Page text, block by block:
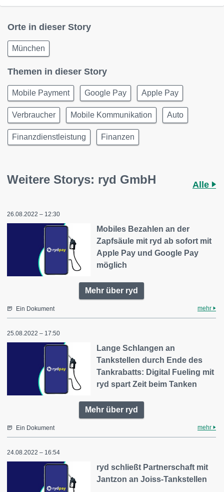
Orte in dieser Story
München
Themen in dieser Story
Mobile Payment Google Pay Apple Pay
Verbraucher Mobile Kommunikation Auto
Finanzdienstleistung Finanzen
Weitere Storys: ryd GmbH Alle
26.08.2022 – 12:30
Mobiles Bezahlen an der
Zapfsäule mit ryd ab sofort mit
Apple Pay und Google Pay
möglich
Mehr über ryd
Ein Dokument mehr
25.08.2022 – 17:50
Lange Schlangen an
Tankstellen durch Ende des
Tankrabatts: Digital Fueling mit
ryd spart Zeit beim Tanken
Mehr über ryd
Ein Dokument mehr
24.08.2022 – 16:54
ryd schließt Partnerschaft mit
Jantzon an Joiss-Tankstellen